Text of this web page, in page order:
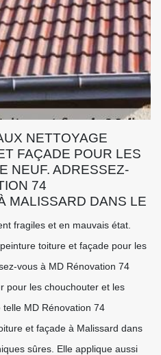
NETTOYAGE
FAÇADE POUR LES
NEUF. ADRESSEZ-
74
MALISSARD DANS LE
fragiles et en mauvais état.
toiture et façade pour les
vous à MD Rénovation 74
pour les chouchouter et les
MD Rénovation 74
et façade à Malissard dans
sûres. Elle applique aussi